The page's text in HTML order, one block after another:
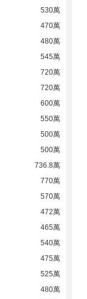
530萬
470萬
480萬
545萬
720萬
720萬
600萬
550萬
500萬
500萬
736.8萬
770萬
570萬
472萬
465萬
540萬
475萬
525萬
480萬